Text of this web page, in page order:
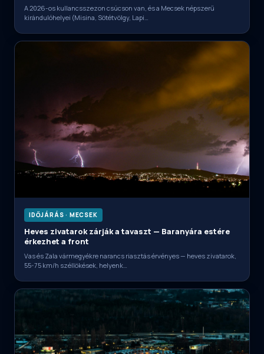
A 2026-os kullancsszezon csúcson van, és a Mecsek népszerű
kirándulóhelyei (Misina, Sötétvölgy, Lapi…
IDŐJÁRÁS · MECSEK
Heves zivatarok zárják a tavaszt — Baranyára estére
érkezhet a front
Vas és Zala vármegyékre narancs riasztás érvényes — heves zivatarok,
55-75 km/h széllökések, helyenk…